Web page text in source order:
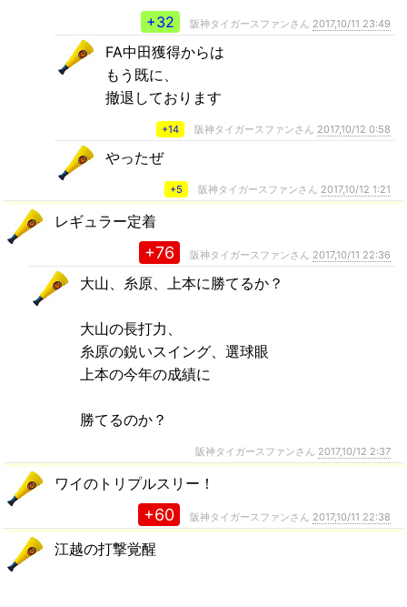
+32
阪神タイガースファンさん 2017,10/11 23:49
FA中田獲得からは
もう既に、
撤退しております
+14 阪神タイガースファンさん 2017,10/12 0:58
やったぜ
+5 阪神タイガースファンさん 2017,10/12 1:21
レギュラー定着
+76 阪神タイガースファンさん 2017,10/11 22:36
大山、糸原、上本に勝てるか？
大山の長打力、
糸原の鋭いスイング、選球眼
上本の今年の成績に
勝てるのか？
阪神タイガースファンさん 2017,10/12 2:37
ワイのトリプルスリー！
+60 阪神タイガースファンさん 2017,10/11 22:38
江越の打撃覚醒